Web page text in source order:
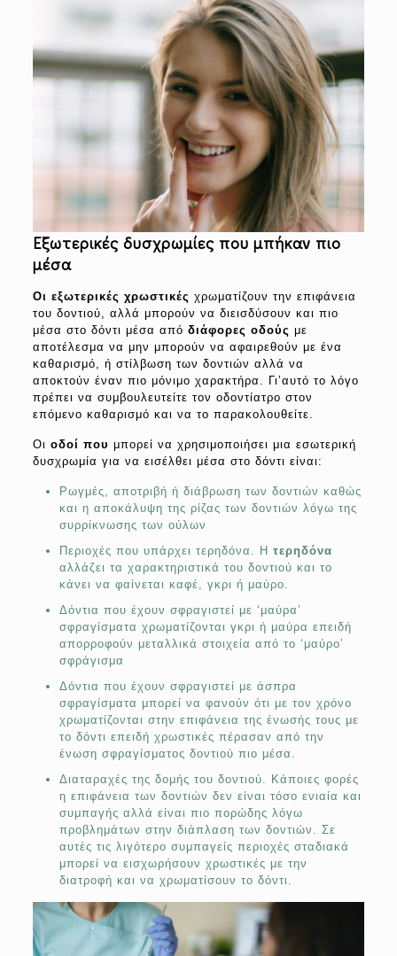
Εξωτερικές δυσχρωμίες που μπήκαν πιο
μέσα
Οι εξωτερικές χρωστικές χρωματίζουν την επιφάνεια
του δοντιού, αλλά μπορούν να διεισδύσουν και πιο
μέσα στο δόντι μέσα από διάφορες οδούς με
αποτέλεσμα να μην μπορούν να αφαιρεθούν με ένα
καθαρισμό, ή στίλβωση των δοντιών αλλά να
αποκτούν έναν πιο μόνιμο χαρακτήρα. Γι’αυτό το λόγο
πρέπει να συμβουλευτείτε τον οδοντίατρο στον
επόμενο καθαρισμό και να το παρακολουθείτε.
Οι οδοί που μπορεί να χρησιμοποιήσει μια εσωτερική
δυσχρωμία για να εισέλθει μέσα στο δόντι είναι:
Ρωγμές, αποτριβή ή διάβρωση των δοντιών καθώς
και η αποκάλυψη της ρίζας των δοντιών λόγω της
συρρίκνωσης των ούλων
Περιοχές που υπάρχει τερηδόνα. H τερηδόνα
αλλάζει τα χαρακτηριστικά του δοντιού και το
κάνει να φαίνεται καφέ, γκρι ή μαύρο.
Δόντια που έχουν σφραγιστεί με ‘μαύρα’
σφραγίσματα χρωματίζονται γκρι ή μαύρα επειδή
απορροφούν μεταλλικά στοιχεία από το ‘μαύρο’
σφράγισμα
Δόντια που έχουν σφραγιστεί με άσπρα
σφραγίσματα μπορεί να φανούν ότι με τον χρόνο
χρωματίζονται στην επιφάνεια της ένωσής τους με
το δόντι επειδή χρωστικές πέρασαν από την
ένωση σφραγίσματος δοντιού πιο μέσα.
Διαταραχές της δομής του δοντιού. Κάποιες φορές
η επιφάνεια των δοντιών δεν είναι τόσο ενιαία και
συμπαγής αλλά είναι πιο πορώδης λόγω
προβλημάτων στην διάπλαση των δοντιών. Σε
αυτές τις λιγότερο συμπαγείς περιοχές σταδιακά
μπορεί να εισχωρήσουν χρωστικές με την
διατροφή και να χρωματίσουν το δόντι.